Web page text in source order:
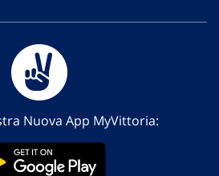
Nuova App MyVittoria: